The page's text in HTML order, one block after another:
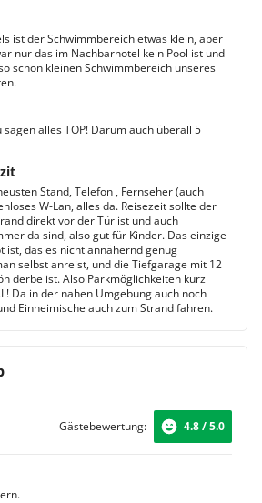
ist der Schwimmbereich etwas klein, aber
nur das im Nachbarhotel kein Pool ist und
schon kleinen Schwimmbereich unseres
alles TOP! Darum auch überall 5
Stand, Telefon , Fernseher (auch
W-Lan, alles da. Reisezeit sollte der
direkt vor der Tür ist und auch
da sind, also gut für Kinder. Das einzige
ist, das es nicht annähernd genug
selbst anreist, und die Tiefgarage mit 12
derbe ist. Also Parkmöglichkeiten kurz
Da in der nahen Umgebung auch noch
Einheimische auch zum Strand fahren.
Gästebewertung: 4.8 / 5.0